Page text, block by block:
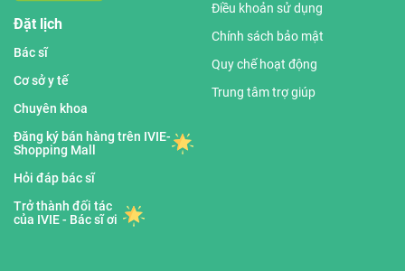
Đặt lịch
Bác sĩ
Cơ sở y tế
Chuyên khoa
Đăng ký bán hàng trên IVIE-
Shopping Mall
Hỏi đáp bác sĩ
Trở thành đối tác
của IVIE - Bác sĩ ơi
Điều khoản sử dụng
Chính sách bảo mật
Quy chế hoạt động
Trung tâm trợ giúp